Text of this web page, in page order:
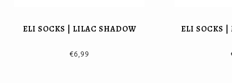
ELI SOCKS | LILAC SHADOW
€6,99
ELI SOCKS